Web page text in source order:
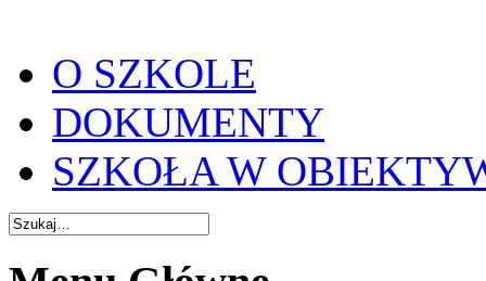
O SZKOLE
DOKUMENTY
SZKOŁA W